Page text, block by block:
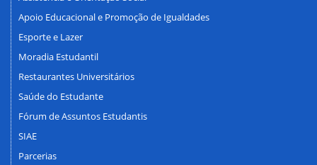
Apoio Educacional e Promoção de Igualdades
Esporte e Lazer
Moradia Estudantil
Restaurantes Universitários
Saúde do Estudante
Fórum de Assuntos Estudantis
SIAE
Parcerias